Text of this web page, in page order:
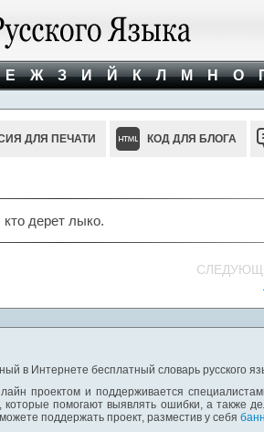
Е Ж З И Й К Л М Н О
ДЛЯ ПЕЧАТИ КОД ДЛЯ БЛОГА
кто дерет лыко.
в Интернете бесплатный словарь русского
проектом и поддерживается
помогают выявлять ошибки, а также
поддержать проект, разместив у себя